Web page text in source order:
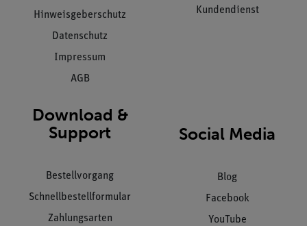
Hinweisgeberschutz
Datenschutz
Impressum
AGB
Kundendienst
Download &
Support
Bestellvorgang
Schnellbestellformular
Zahlungsarten
Social Media
Blog
Facebook
YouTube